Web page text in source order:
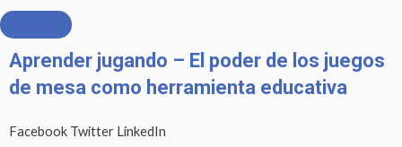
Aprender jugando – El poder de los juegos
de mesa como herramienta educativa
Facebook Twitter LinkedIn